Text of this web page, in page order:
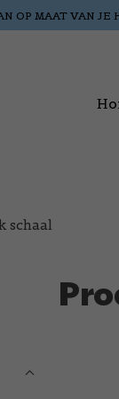
OP MAAT VAN JE
schaal